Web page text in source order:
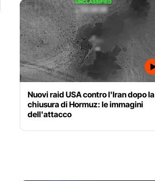
Nuovi raid USA contro l'Iran dopo la
chiusura di Hormuz: le immagini
dell'attacco